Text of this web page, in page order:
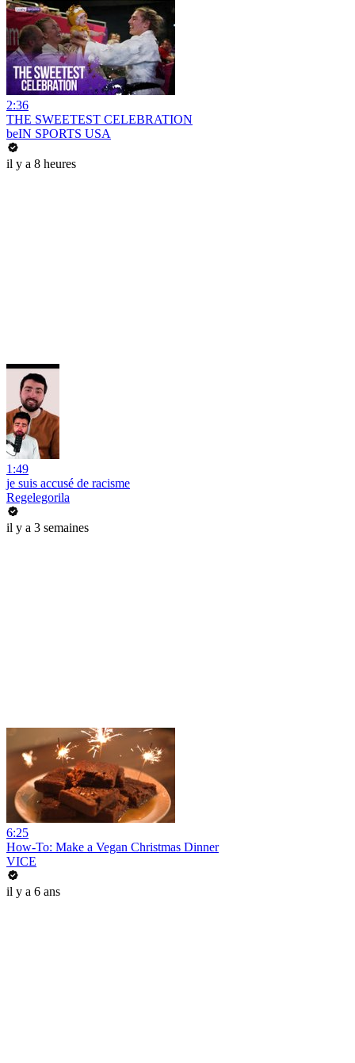
2:36
THE SWEETEST CELEBRATION
beIN SPORTS USA
il y a 8 heures
1:49
je suis accusé de racisme
Regelegorila
il y a 3 semaines
6:25
How-To: Make a Vegan Christmas Dinner
VICE
il y a 6 ans